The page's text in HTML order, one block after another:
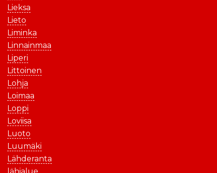
Lieksa
Lieto
Liminka
Linnainmaa
Liperi
Littoinen
Lohja
Loimaa
Loppi
Loviisa
Luoto
Luumäki
Lähderanta
lähialue